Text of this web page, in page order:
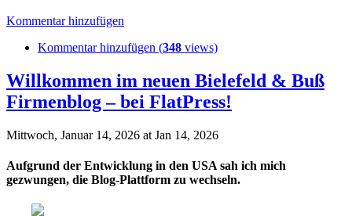
Kommentar hinzufügen
Kommentar hinzufügen (348 views)
Willkommen im neuen Bielefeld & Buß
Firmenblog – bei FlatPress!
Mittwoch, Januar 14, 2026 at Jan 14, 2026
Aufgrund der Entwicklung in den USA sah ich mich
gezwungen, die Blog-Plattform zu wechseln.